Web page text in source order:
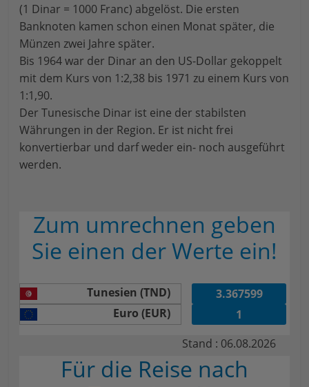
(1 Dinar = 1000 Franc) abgelöst. Die ersten
Banknoten kamen schon einen Monat später, die
Münzen zwei Jahre später.
Bis 1964 war der Dinar an den US-Dollar gekoppelt
mit dem Kurs von 1:2,38 bis 1971 zu einem Kurs von
1:1,90.
Der Tunesische Dinar ist eine der stabilsten
Währungen in der Region. Er ist nicht frei
konvertierbar und darf weder ein- noch ausgeführt
werden.
Zum umrechnen geben
Sie einen der Werte ein!
Tunesien (TND)
Euro (EUR)
Stand : 06.08.2026
Für die Reise nach